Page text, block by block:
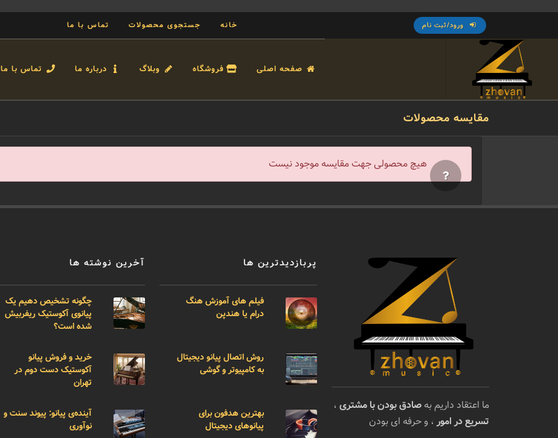
ورود/ثبت نام خانه جستجوی محصولات تماس با ما
صفحه اصلی فروشگاه وبلاگ درباره ما تماس با ما
مقایسه محصولات
هیچ محصولی جهت مقایسه موجود نیست
ما اعتقاد داریم به صادق بودن با مشتری ،
تسریع در امور ، و حرفه ای بودن
پربازدیدترین ها
فیلم های آموزش هنگ
درام یا هندپن
روش اتصال پیانو دیجیتال
به کامپیوتر و گوشی
بهترین هدفون برای
پیانوهای دیجیتال
آخرین نوشته ها
چگونه تشخیص دهیم یک
پیانوی آکوستیک ریفربیش
شده است؟
خرید و فروش پیانو
آکوستیک دست دوم در
تهران
آینده‌ی پیانو: پیوند سنت و
نوآوری